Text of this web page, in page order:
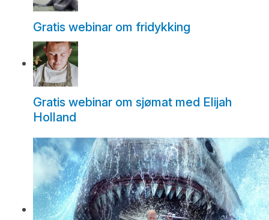
Gratis webinar om fridykking
Gratis webinar om sjømat med Elijah
Holland